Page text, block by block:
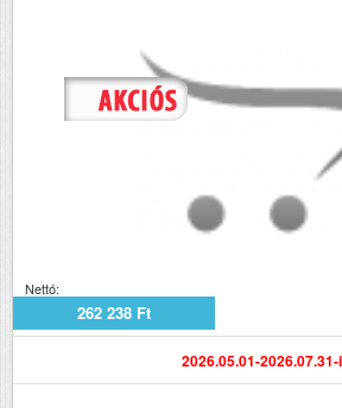
Nettó:
262 238 Ft
2026.05.01-